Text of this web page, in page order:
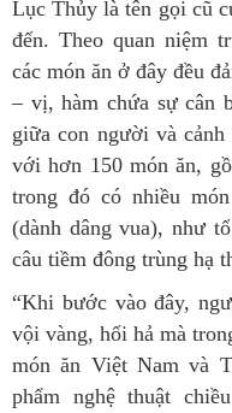
Lục Thủy là tên gọi cũ
đến. Theo quan niệm
các món ăn ở đây đều
– vị, hàm chứa sự cân
giữa con người và
với hơn 150 món ăn,
trong đó có nhiều
(dành dâng vua), như
câu tiềm đông trùng hạ
“Khi bước vào đây,
vội vàng, hối hả mà
món ăn Việt Nam và
phẩm nghệ thuật